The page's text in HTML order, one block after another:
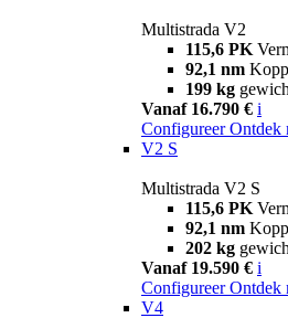
Multistrada V2
115,6 PK
92,1 nm
199 kg
Vanaf 16.790 € i
Configureer Ontdek
V2 S
Multistrada V2 S
115,6 PK
92,1 nm
202 kg
Vanaf 19.590 € i
Configureer Ontdek
V4